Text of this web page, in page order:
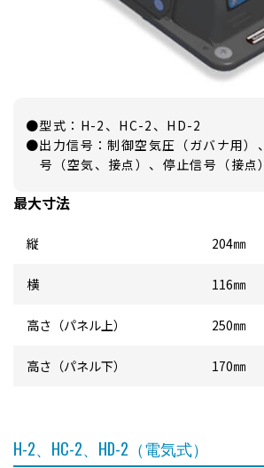
●型式：H-2、HC-2、HD-2
●出力信号：制御空気圧（ガバナ用）
号（空気、接点）、停止信号（接点）
最大寸法
縦 204㎜
横 116㎜
高さ（パネル上） 250㎜
高さ（パネル下） 170㎜
H-2、HC-2、HD-2（電気式）